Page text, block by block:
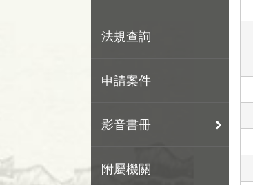
法規查詢
申請案件
影音書冊
附屬機關